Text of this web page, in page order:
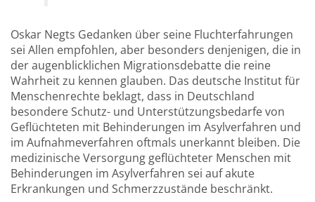
Oskar Negts Gedanken über seine Fluchterfahrungen
sei Allen empfohlen, aber besonders denjenigen, die in
der augenblicklichen Migrationsdebatte die reine
Wahrheit zu kennen glauben. Das deutsche Institut für
Menschenrechte beklagt, dass in Deutschland
besondere Schutz- und Unterstützungsbedarfe von
Geflüchteten mit Behinderungen im Asylverfahren und
im Aufnahmeverfahren oftmals unerkannt bleiben. Die
medizinische Versorgung geflüchteter Menschen mit
Behinderungen im Asylverfahren sei auf akute
Erkrankungen und Schmerzzustände beschränkt.